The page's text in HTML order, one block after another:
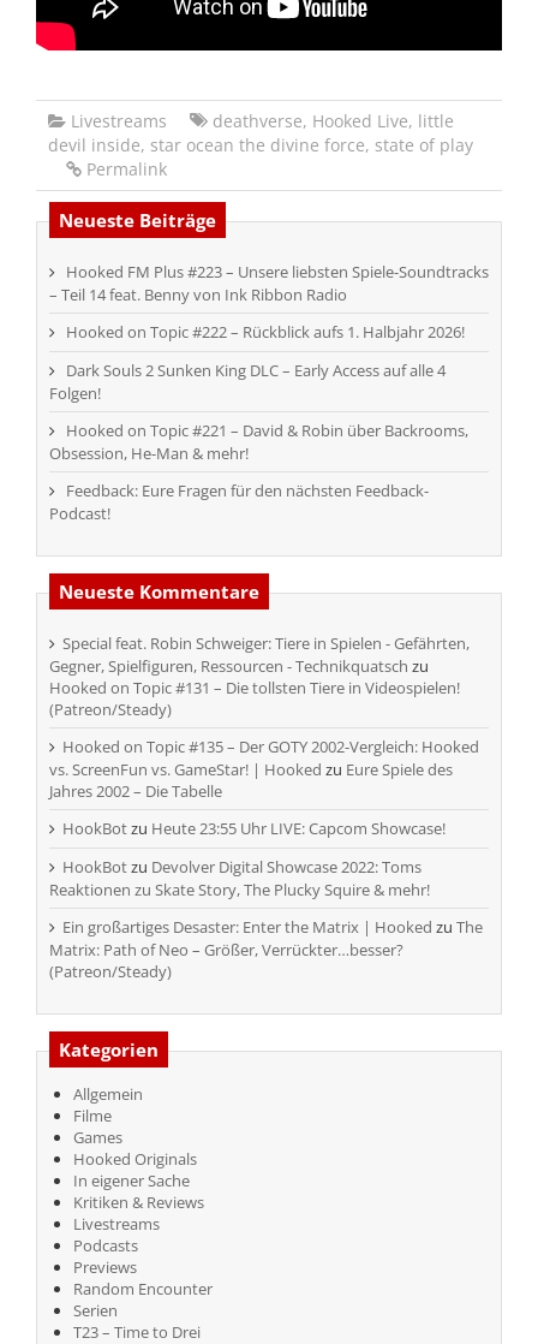
Livestreams deathverse, Hooked Live, little
devil inside, star ocean the divine force, state of play
Permalink
Neueste Beiträge
Hooked FM Plus #223 – Unsere liebsten Spiele-Soundtracks
– Teil 14 feat. Benny von Ink Ribbon Radio
Hooked on Topic #222 – Rückblick aufs 1. Halbjahr 2026!
Dark Souls 2 Sunken King DLC – Early Access auf alle 4
Folgen!
Hooked on Topic #221 – David & Robin über Backrooms,
Obsession, He-Man & mehr!
Feedback: Eure Fragen für den nächsten Feedback-
Podcast!
Neueste Kommentare
Special feat. Robin Schweiger: Tiere in Spielen - Gefährten,
Gegner, Spielfiguren, Ressourcen - Technikquatsch zu
Hooked on Topic #131 – Die tollsten Tiere in Videospielen!
(Patreon/Steady)
Hooked on Topic #135 – Der GOTY 2002-Vergleich: Hooked
vs. ScreenFun vs. GameStar! | Hooked zu Eure Spiele des
Jahres 2002 – Die Tabelle
HookBotzu Heute 23:55 Uhr LIVE: Capcom Showcase!
HookBotzu Devolver Digital Showcase 2022: Toms
Reaktionen zu Skate Story, The Plucky Squire & mehr!
Ein großartiges Desaster: Enter the Matrix | Hooked zu The
Matrix: Path of Neo – Größer, Verrückter…besser?
(Patreon/Steady)
Kategorien
Allgemein
Filme
Games
Hooked Originals
In eigener Sache
Kritiken & Reviews
Livestreams
Podcasts
Previews
Random Encounter
Serien
T23 – Time to Drei